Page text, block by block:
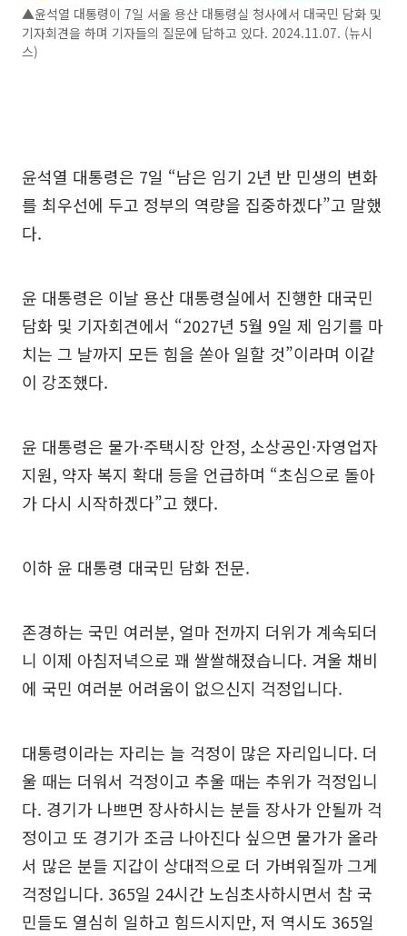
▲윤석열 대통령이 7일 서울 용산 대통령실 청사에서 대국민 담화 및
기자회견을 하며 기자들의 질문에 답하고 있다. 2024.11.07. (뉴시
스)
윤석열 대통령은 7일 “남은 임기 2년 반 민생의 변화
를 최우선에 두고 정부의 역량을 집중하겠다”고 말했
다.
윤 대통령은 이날 용산 대통령실에서 진행한 대국민
담화 및 기자회견에서 “2027년 5월 9일 제 임기를 마
치는 그 날까지 모든 힘을 쏟아 일할 것”이라며 이같
이 강조했다.
윤 대통령은 물가·주택시장 안정, 소상공인·자영업자
지원, 약자 복지 확대 등을 언급하며 “초심으로 돌아
가 다시 시작하겠다”고 했다.
이하 윤 대통령 대국민 담화 전문.
존경하는 국민 여러분, 얼마 전까지 더위가 계속되더
니 이제 아침저녁으로 꽤 쌀쌀해졌습니다. 겨울 채비
에 국민 여러분 어려움이 없으신지 걱정입니다.
대통령이라는 자리는 늘 걱정이 많은 자리입니다. 더
울 때는 더워서 걱정이고 추울 때는 추위가 걱정입니
다. 경기가 나쁘면 장사하시는 분들 장사가 안될까 걱
정이고 또 경기가 조금 나아진다 싶으면 물가가 올라
서 많은 분들 지갑이 상대적으로 더 가벼워질까 그게
걱정입니다. 365일 24시간 노심초사하시면서 참 국
민들도 열심히 일하고 힘드시지만, 저 역시도 365일